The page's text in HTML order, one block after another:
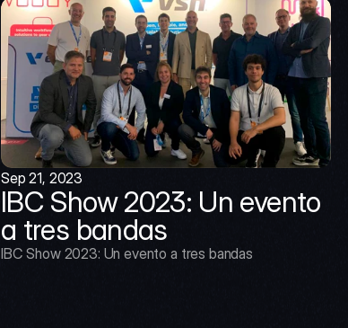
Sep 21, 2023
IBC Show 2023: Un evento
a tres bandas
IBC Show 2023: Un evento a tres bandas